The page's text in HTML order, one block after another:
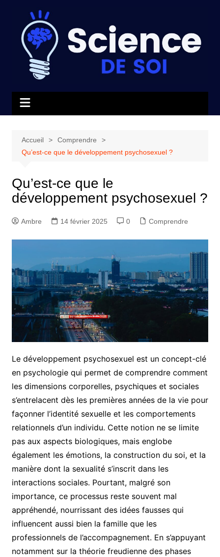
contenu
Accueil
Comprendre
Qu’est-ce que le développement psychosexuel ?
Qu’est-ce que le
développement psychosexuel ?
Ambre 14 février 2025 0 Comprendre
Le développement psychosexuel est un concept-clé
en psychologie qui permet de comprendre comment
les dimensions corporelles, psychiques et sociales
s’entrelacent dès les premières années de la vie pour
façonner l’identité sexuelle et les comportements
relationnels d’un individu. Cette notion ne se limite
pas aux aspects biologiques, mais englobe
également les émotions, la construction du soi, et la
manière dont la sexualité s’inscrit dans les
interactions sociales. Pourtant, malgré son
importance, ce processus reste souvent mal
appréhendé, nourrissant des idées fausses qui
influencent aussi bien la famille que les
professionnels de l’accompagnement. En s’appuyant
notamment sur la théorie freudienne des phases